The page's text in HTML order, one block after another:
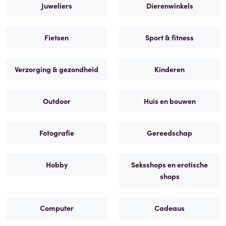
Juweliers Dierenwinkels
Fietsen Sport & fitness
Verzorging & gezondheid Kinderen
Outdoor Huis en bouwen
Fotografie Gereedschap
Hobby
Seksshops en erotische
shops
Computer Cadeaus